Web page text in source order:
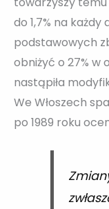
do 1,7% na
podstawowych
obniżyć o 27% w
nastąpiła
We Włoszech
po 1989 roku